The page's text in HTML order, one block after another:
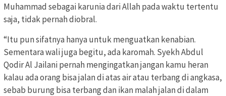
Muhammad sebagai karunia dari Allah pada waktu tertentu
saja, tidak pernah diobral.
“Itu pun sifatnya hanya untuk menguatkan kenabian.
Sementara wali juga begitu, ada karomah. Syekh Abdul
Qodir Al Jailani pernah mengingatkan jangan kamu heran
kalau ada orang bisa jalan di atas air atau terbang di angkasa,
sebab burung bisa terbang dan ikan malah jalan di dalam